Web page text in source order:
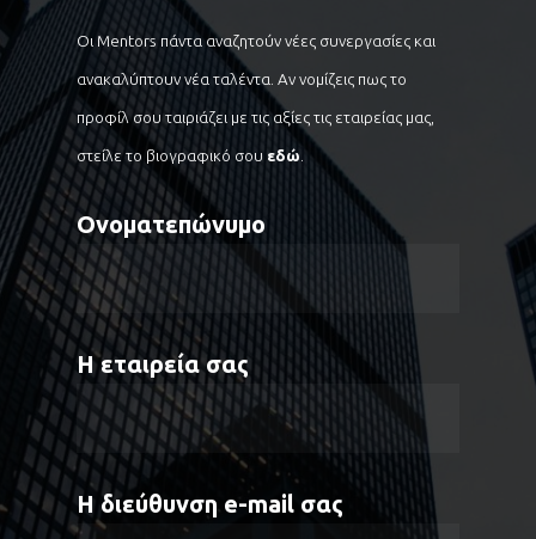
Οι Mentors πάντα αναζητούν νέες συνεργασίες και
ανακαλύπτουν νέα ταλέντα. Αν νομίζεις πως το
προφίλ σου ταιριάζει με τις αξίες τις εταιρείας μας,
στείλε το βιογραφικό σου εδώ
Ονοματεπώνυμο
Η εταιρεία σας
Η διεύθυνση e-mail σας